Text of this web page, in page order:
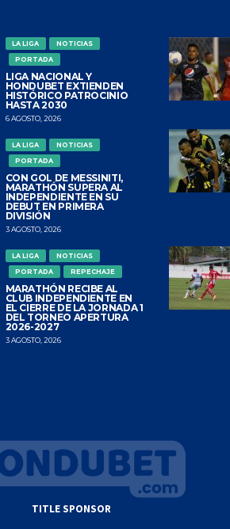
LA LIGA
NOTICIAS
PORTADA
LIGA NACIONAL Y
HONDUBET EXTIENDEN
HISTÓRICO PATROCINIO
HASTA 2030
6 AGOSTO, 2026
LA LIGA
NOTICIAS
PORTADA
CON GOL DE MESSINITI,
MARATHÓN SUPERA AL
INDEPENDIENTE EN SU
DEBUT EN PRIMERA
DIVISIÓN
3 AGOSTO, 2026
LA LIGA
NOTICIAS
PORTADA
REPECHAJE
MARATHÓN RECIBE AL
CLUB INDEPENDIENTE EN
EL CIERRE DE LA JORNADA 1
DEL TORNEO APERTURA
2026-2027
3 AGOSTO, 2026
TITLE SPONSOR